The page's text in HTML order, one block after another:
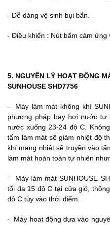
- Dễ dàng vệ sinh bụi bẩn.
- Điều khiển : Nút bấm cảm ứng
5. NGUYÊN LÝ HOẠT ĐỘNG
SUNHOUSE SHD7756
- Máy làm mát không khí
phương pháp bay hơi nước tự
nước xuống 23-24 độ C.
tấm làm mát sẽ giảm nhiệt độ
khí mang nhiệt sẽ truyền vào
làm mát hoàn toàn tự nhiên
- Mày làm mát SUNHOUSE
tối đa 15 độ C tại cửa gió,
độ C tùy vào thời điểm.
- Máy hoat động dựa vào